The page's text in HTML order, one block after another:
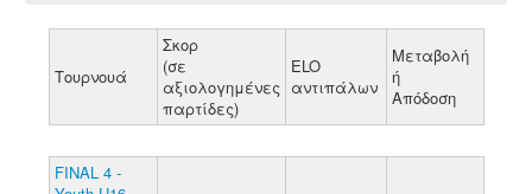
Τουρνουά
Σκορ
(σε
αξιολογημένες
παρτίδες)
ELO
αντιπάλων
Μεταβολή
ή
Απόδοση
FINAL 4 -